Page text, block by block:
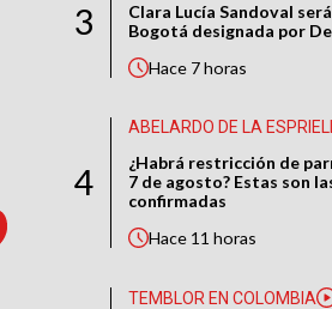
3
Clara Lucía Sandoval
Bogotá designada por
Hace 7 horas
4
ABELARDO DE LA
¿Habrá restricción de
7 de agosto? Estas son
confirmadas
Hace 11 horas
TEMBLOR EN COLOMBIA